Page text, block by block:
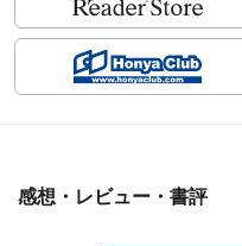
感想・レビュー・書評